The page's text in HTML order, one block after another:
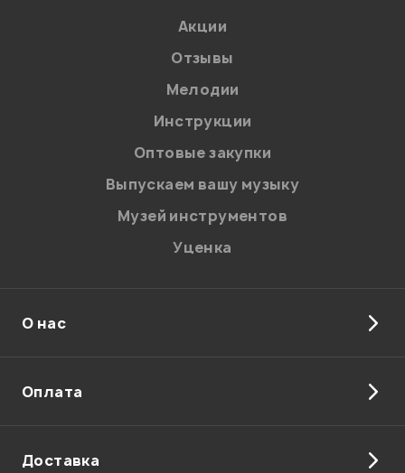
на обработку персональных данных в
Политикой в отношении обработки
персональных данных.
Введите проверочное число:
Отправить
Акции
Отзывы
Мелодии
Инструкции
Оптовые закупки
Выпускаем вашу музыку
Музей инструментов
Уценка
О нас
Оплата
Доставка